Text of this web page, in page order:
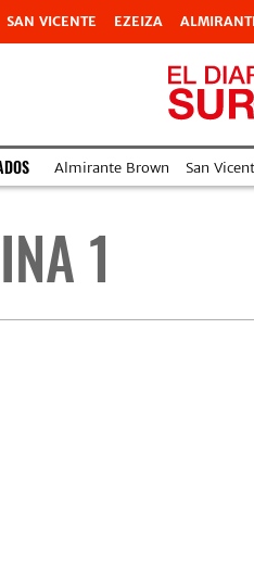
SAN VICENTE EZEIZA
Almirante Brown San
1